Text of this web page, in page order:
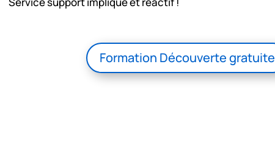
Formation Découverte gratuite